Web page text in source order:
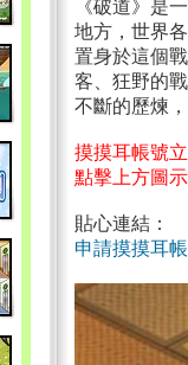
《破道》是
地方，世界
置身於這個
客、狂野的
不斷的歷煉
摸摸耳帳號
點擊上方圖
貼心連結：
申請摸摸耳